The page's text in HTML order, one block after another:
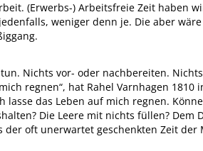
(Erwerbs-) Arbeitsfreie Zeit haben
weniger denn je. Die aber
Nichts vor- oder nachbereiten.
regnen“, hat Rahel Varnhagen 1810
das Leben auf mich regnen.
Die Leere mit nichts füllen? Dem
oft unerwartet geschenkten Zeit der